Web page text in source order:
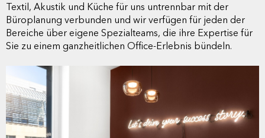
Textil, Akustik und Küche für uns untrennbar mit der
Büroplanung verbunden und wir verfügen für jeden der
Bereiche über eigene Spezialteams, die ihre Expertise für
Sie zu einem ganzheitlichen Office-Erlebnis bündeln.